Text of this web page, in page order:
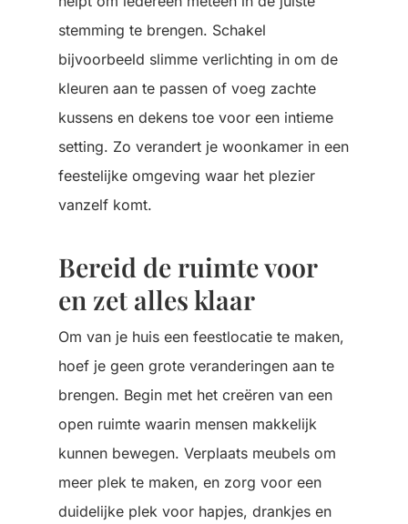
stemming te brengen. Schakel
bijvoorbeeld slimme verlichting in om de
kleuren aan te passen of voeg zachte
kussens en dekens toe voor een intieme
setting. Zo verandert je woonkamer in een
feestelijke omgeving waar het plezier
vanzelf komt.
Bereid de ruimte voor
en zet alles klaar
Om van je huis een feestlocatie te maken,
hoef je geen grote veranderingen aan te
brengen. Begin met het creëren van een
open ruimte waarin mensen makkelijk
kunnen bewegen. Verplaats meubels om
meer plek te maken, en zorg voor een
duidelijke plek voor hapjes, drankjes en